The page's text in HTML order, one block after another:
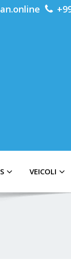
VEICOLI